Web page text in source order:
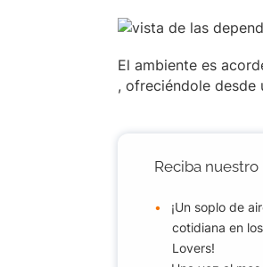
El ambiente es
, ofreciéndole desde
Reciba nuestro
¡Un soplo de
cotidiana en
Lovers!